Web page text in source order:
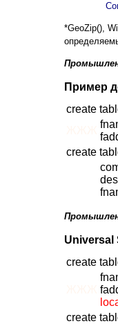
*GeoZip(),
Пример
create
create
create
create